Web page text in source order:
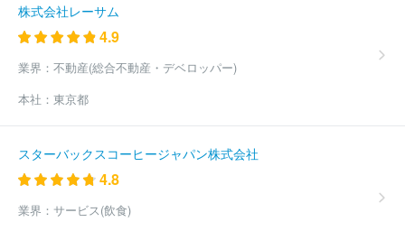
株式会社レーサム
4.9
業界： 不動産(総合不動産・デベロッパー)
本社： 東京都
スターバックスコーヒージャパン株式会社
4.8
業界： サービス(飲食)